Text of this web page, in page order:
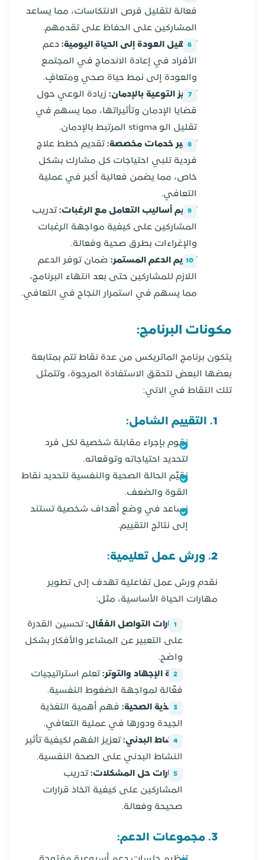
فعالة لتقليل فرص الانتكاسات، مما يساعد
المشاركين على الحفاظ على تقدمهم.
تسهيل العودة إلى الحياة اليومية: دعم
الأفراد في إعادة الاندماج في المجتمع
والعودة إلى نمط حياة صحي ومتعافٍ.
تعزيز التوعية بالإدمان: زيادة الوعي حول
قضايا الإدمان وتأثيراتها، مما يسهم في
تقليل الو stigma المرتبط بالإدمان.
توفير خدمات مخصصة: تقديم خطط علاج
فردية تلبي احتياجات كل مشارك بشكل
خاص، مما يضمن فعالية أكبر في عملية
التعافي.
تعليم أساليب التعامل مع الرغبات: تدريب
المشاركين على كيفية مواجهة الرغبات
والإغراءات بطرق صحية وفعالة.
تقديم الدعم المستمر: ضمان توفر الدعم
اللازم للمشاركين حتى بعد انتهاء البرنامج،
مما يسهم في استمرار النجاح في التعافي.
مكونات البرنامج:
يتكون برنامج الماتريكس من عدة نقاط تتم بمتابعة
بعضها البعض لتحقق الاستفادة المرجوة، وتتمثل
تلك النقاط في الاتي:
1. التقييم الشامل:
نقوم بإجراء مقابلة شخصية لكل فرد
لتحديد احتياجاته وتوقعاته.
نقيّم الحالة الصحية والنفسية لتحديد نقاط
القوة والضعف.
نساعد في وضع أهداف شخصية تستند
إلى نتائج التقييم.
2. ورش عمل تعليمية:
نقدم ورش عمل تفاعلية تهدف إلى تطوير
مهارات الحياة الأساسية، مثل:
مهارات التواصل الفعّال: تحسين القدرة
على التعبير عن المشاعر والأفكار بشكل
واضح.
إدارة الإجهاد والتوتر: تعلم استراتيجيات
فعّالة لمواجهة الضغوط النفسية.
التغذية الصحية: فهم أهمية التغذية
الجيدة ودورها في عملية التعافي.
النشاط البدني: تعزيز الفهم لكيفية تأثير
النشاط البدني على الصحة النفسية.
مهارات حل المشكلات: تدريب
المشاركين على كيفية اتخاذ قرارات
صحيحة وفعالة.
3. مجموعات الدعم: